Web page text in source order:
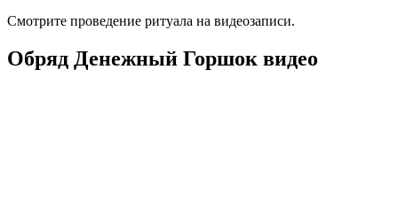
Смотрите проведение ритуала на видеозаписи.
Обряд Денежный Горшок видео